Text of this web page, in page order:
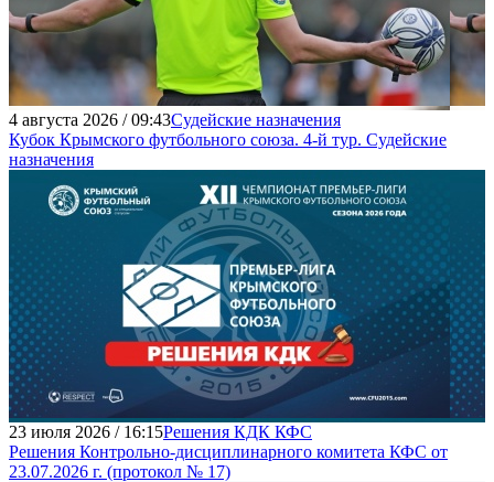
4 августа 2026 / 09:43Судейские назначения
Кубок Крымского футбольного союза. 4-й тур. Судейские
назначения
23 июля 2026 / 16:15Решения КДК КФС
Решения Контрольно-дисциплинарного комитета КФС от
23.07.2026 г. (протокол № 17)